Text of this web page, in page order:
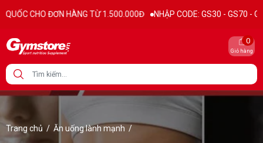
HÀNG TỪ 1.500.000Đ NHẬP CODE: GS30 - GS70 - GS100 giảm
Giỏ hàng
0
Trang chủ / Ăn uống lành mạnh /